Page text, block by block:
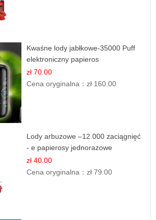
Kwaśne lody jabłkowe-35000 Puff
elektroniczny papieros
zł 70.00
Cena oryginalna：zł 160.00
Lody arbuzowe –12.000 zaciągnięć
- e papierosy jednorazowe
zł 40.00
Cena oryginalna：zł 79.00